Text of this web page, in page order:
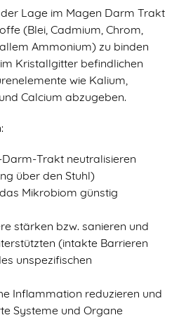
der Lage im Magen Darm Trakt
(Blei, Cadmium, Chrom,
Ammonium) zu binden
Kristallgitter befindlichen
wie Kalium,
Calcium abzugeben.
Trakt neutralisieren
über den Stuhl)
Mikrobiom günstig
stärken bzw. sanieren und
(intakte Barrieren
unspezifischen
Inflammation reduzieren und
Systeme und Organe